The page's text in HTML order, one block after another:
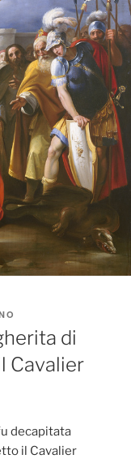
di
Cavalier
decapitata
il Cavalier